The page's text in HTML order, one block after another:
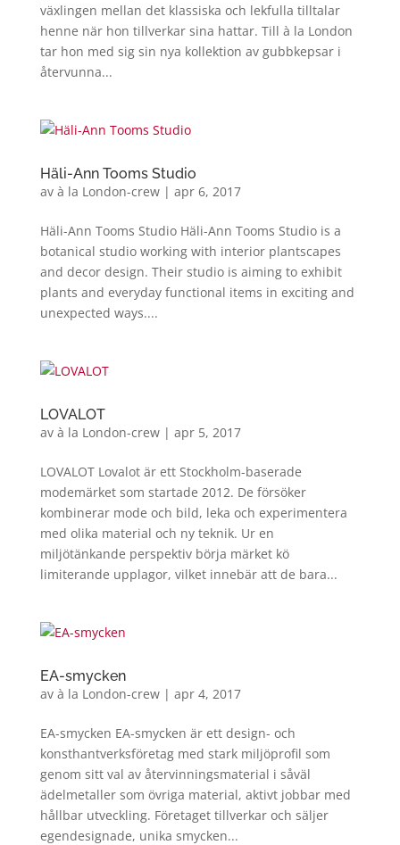
växlingen mellan det klassiska och lekfulla tilltalar
henne när hon tillverkar sina hattar. Till à la London
tar hon med sig sin nya kollektion av gubbkepsar i
återvunna...
Häli-Ann Tooms Studio
av à la London-crew| apr 6, 2017
Häli-Ann Tooms Studio Häli-Ann Tooms Studio is a
botanical studio working with interior plantscapes
and decor design. Their studio is aiming to exhibit
plants and everyday functional items in exciting and
unexpected ways....
LOVALOT
av à la London-crew| apr 5, 2017
LOVALOT Lovalot är ett Stockholm-baserade
modemärket som startade 2012. De försöker
kombinerar mode och bild, leka och experimentera
med olika material och ny teknik. Ur en
miljötänkande perspektiv börja märket kö
limiterande upplagor, vilket innebär att de bara...
EA-smycken
av à la London-crew| apr 4, 2017
EA-smycken EA-smycken är ett design- och
konsthantverksföretag med stark miljöprofil som
genom sitt val av återvinningsmaterial i såväl
ädelmetaller som övriga material, aktivt jobbar med
hållbar utveckling. Företaget tillverkar och säljer
egendesignade, unika smycken...